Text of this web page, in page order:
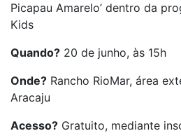
Picapau Amarelo’ dentro da
Kids
Quando? 20 de junho, às 15h
Onde? Rancho RioMar, área
Aracaju
Acesso? Gratuito, mediante